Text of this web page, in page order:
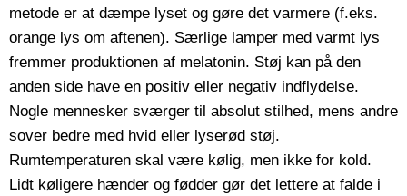
metode er at dæmpe lyset og gøre det varmere (f.eks.
orange lys om aftenen). Særlige lamper med varmt lys
fremmer produktionen af melatonin. Støj kan på den
anden side have en positiv eller negativ indflydelse.
Nogle mennesker sværger til absolut stilhed, mens andre
sover bedre med hvid eller lyserød støj.
Rumtemperaturen skal være kølig, men ikke for kold.
Lidt køligere hænder og fødder gør det lettere at falde i